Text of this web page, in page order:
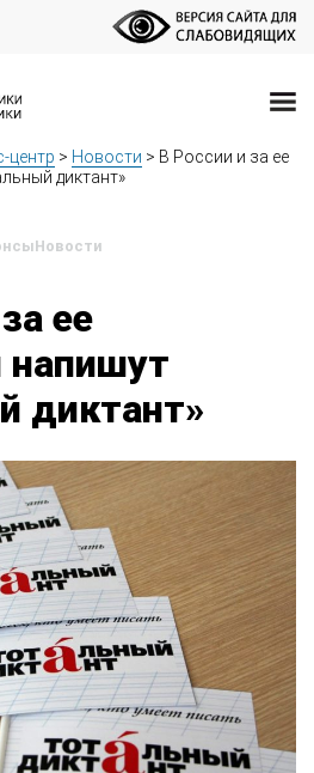
центр > Новости > В России и за ее
диктант»
Новости
ее
диктант»